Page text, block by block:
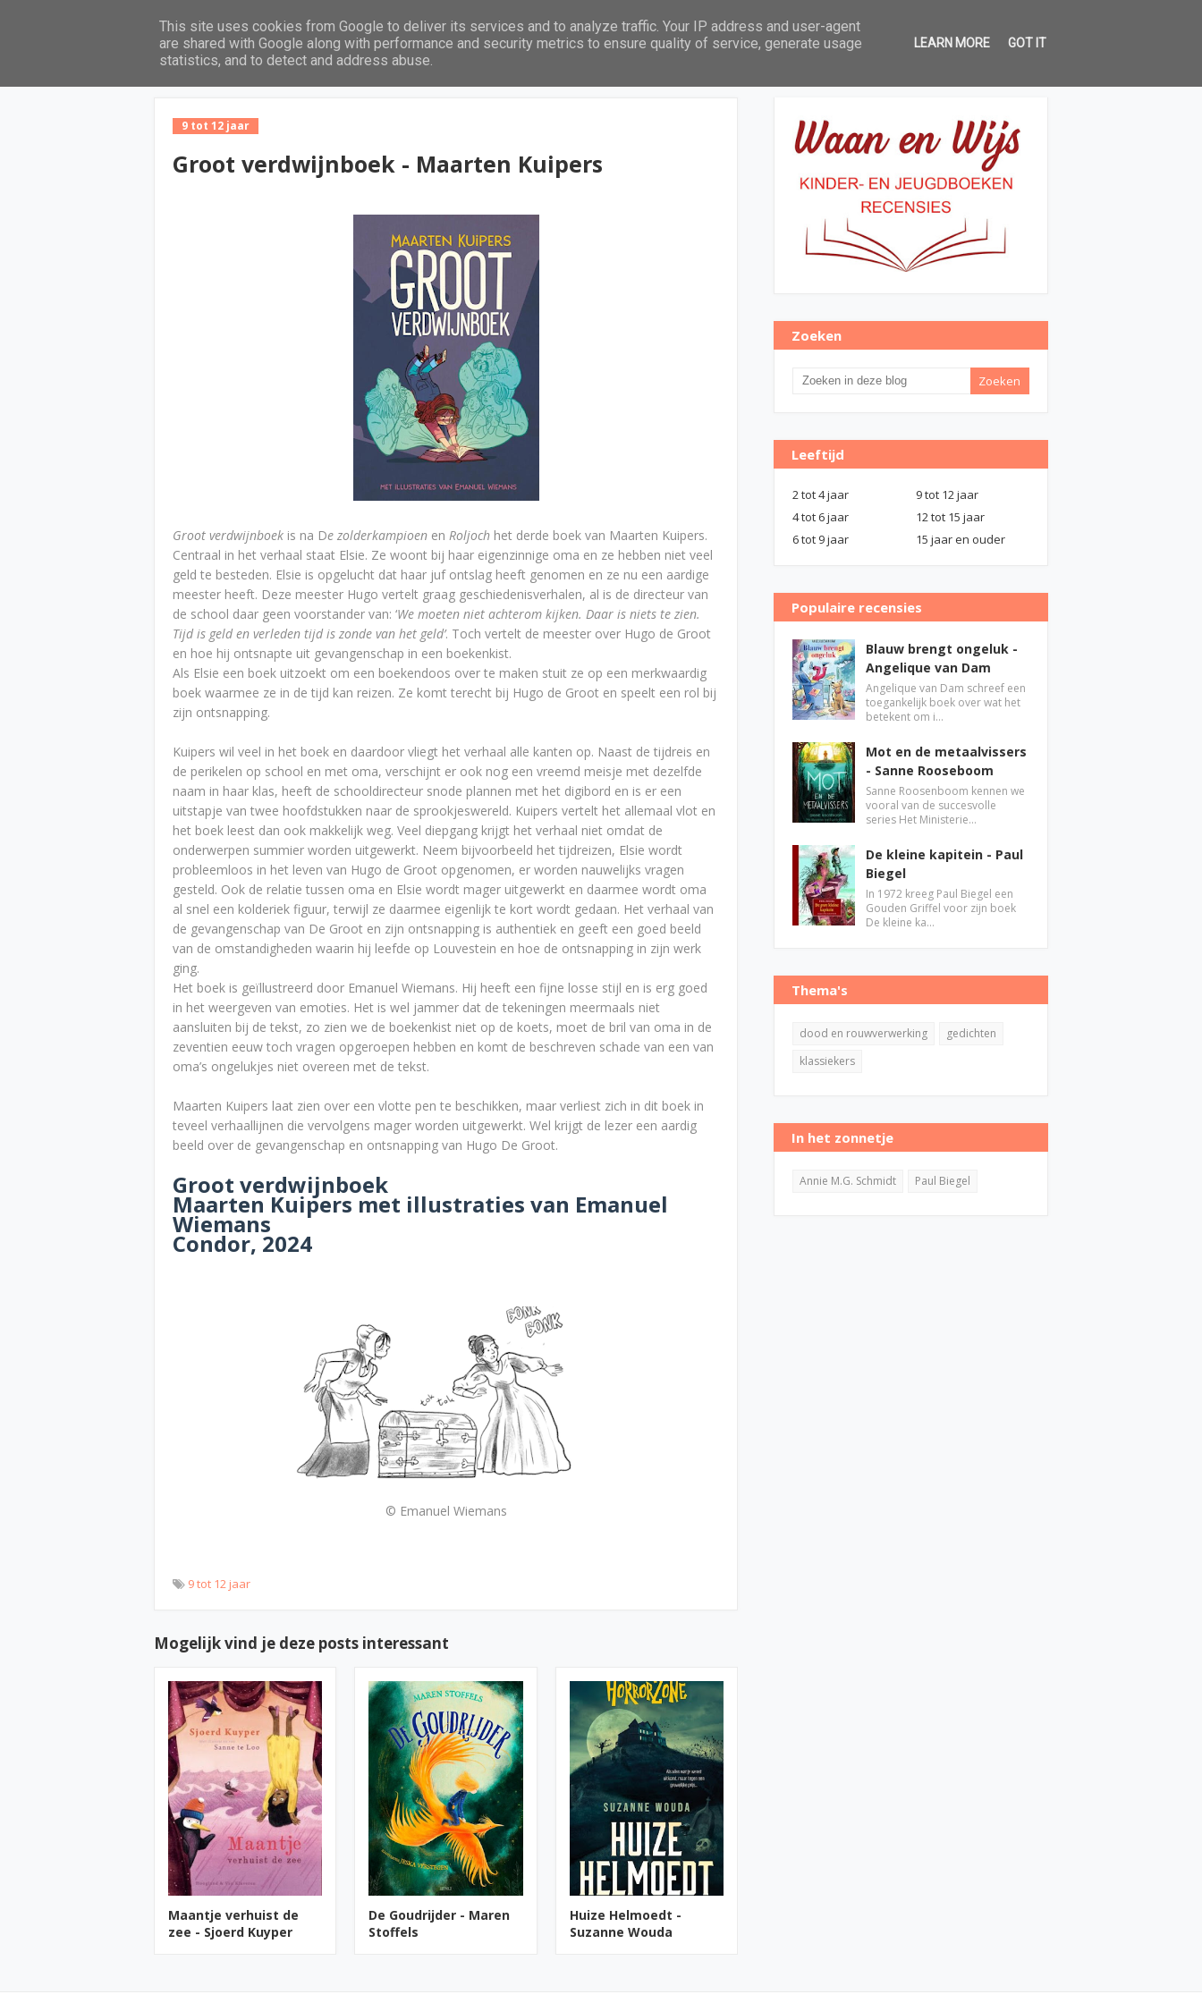
Home Leeftijd Thema's Pabo leeslijst In het zonnetje Over Waan en Wijs
9 tot 12 jaar
Groot verdwijnboek - Maarten Kuipers
Groot verdwijnboek is na De zolderkampioen en Roljoch het derde boek van Maarten Kuipers.
Centraal in het verhaal staat Elsie. Ze woont bij haar eigenzinnige oma en ze hebben niet veel
geld te besteden. Elsie is opgelucht dat haar juf ontslag heeft genomen en ze nu een aardige
meester heeft. Deze meester Hugo vertelt graag geschiedenisverhalen, al is de directeur van
de school daar geen voorstander van: ‘We moeten niet achterom kijken. Daar is niets te zien.
Tijd is geld en verleden tijd is zonde van het geld’. Toch vertelt de meester over Hugo de Groot
en hoe hij ontsnapte uit gevangenschap in een boekenkist.
Als Elsie een boek uitzoekt om een boekendoos over te maken stuit ze op een merkwaardig
boek waarmee ze in de tijd kan reizen. Ze komt terecht bij Hugo de Groot en speelt een rol bij
zijn ontsnapping.
Kuipers wil veel in het boek en daardoor vliegt het verhaal alle kanten op. Naast de tijdreis en
de perikelen op school en met oma, verschijnt er ook nog een vreemd meisje met dezelfde
naam in haar klas, heeft de schooldirecteur snode plannen met het digibord en is er een
uitstapje van twee hoofdstukken naar de sprookjeswereld. Kuipers vertelt het allemaal vlot en
het boek leest dan ook makkelijk weg. Veel diepgang krijgt het verhaal niet omdat de
onderwerpen summier worden uitgewerkt. Neem bijvoorbeeld het tijdreizen, Elsie wordt
probleemloos in het leven van Hugo de Groot opgenomen, er worden nauwelijks vragen
gesteld. Ook de relatie tussen oma en Elsie wordt mager uitgewerkt en daarmee wordt oma
al snel een kolderiek figuur, terwijl ze daarmee eigenlijk te kort wordt gedaan. Het verhaal van
de gevangenschap van De Groot en zijn ontsnapping is authentiek en geeft een goed beeld
van de omstandigheden waarin hij leefde op Louvestein en hoe de ontsnapping in zijn werk
ging.
Het boek is geïllustreerd door Emanuel Wiemans. Hij heeft een fijne losse stijl en is erg goed
in het weergeven van emoties. Het is wel jammer dat de tekeningen meermaals niet
aansluiten bij de tekst, zo zien we de boekenkist niet op de koets, moet de bril van oma in de
zeventien eeuw toch vragen opgeroepen hebben en komt de beschreven schade van een van
oma’s ongelukjes niet overeen met de tekst.
Maarten Kuipers laat zien over een vlotte pen te beschikken, maar verliest zich in dit boek in
teveel verhaallijnen die vervolgens mager worden uitgewerkt. Wel krijgt de lezer een aardig
beeld over de gevangenschap en ontsnapping van Hugo De Groot.
Groot verdwijnboek
Maarten Kuipers met illustraties van Emanuel
Wiemans
Condor, 2024
© Emanuel Wiemans
9 tot 12 jaar
Mogelijk vind je deze posts interessant
Maantje verhuist de
zee - Sjoerd Kuyper
De Goudrijder - Maren
Stoffels
Huize Helmoedt -
Suzanne Wouda
Zoeken
Leeftijd
2 tot 4 jaar
9 tot 12 jaar
4 tot 6 jaar
12 tot 15 jaar
6 tot 9 jaar
15 jaar en ouder
Populaire recensies
Blauw brengt ongeluk -
Angelique van Dam
Angelique van Dam schreef een
toegankelijk boek over wat het
betekent om i…
Mot en de metaalvissers
- Sanne Rooseboom
Sanne Roosenboom kennen we
vooral van de succesvolle
series Het Ministerie…
De kleine kapitein - Paul
Biegel
In 1972 kreeg Paul Biegel een
Gouden Griffel voor zijn boek
De kleine ka…
Thema's
dood en rouwverwerking
gedichten
klassiekers
In het zonnetje
Annie M.G. Schmidt Paul Biegel
This site uses cookies from Google to deliver its services and to analyze traffic. Your IP address and user-agent
are shared with Google along with performance and security metrics to ensure quality of service, generate usage
statistics, and to detect and address abuse.
LEARN MORE GOT IT